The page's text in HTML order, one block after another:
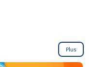
Plus